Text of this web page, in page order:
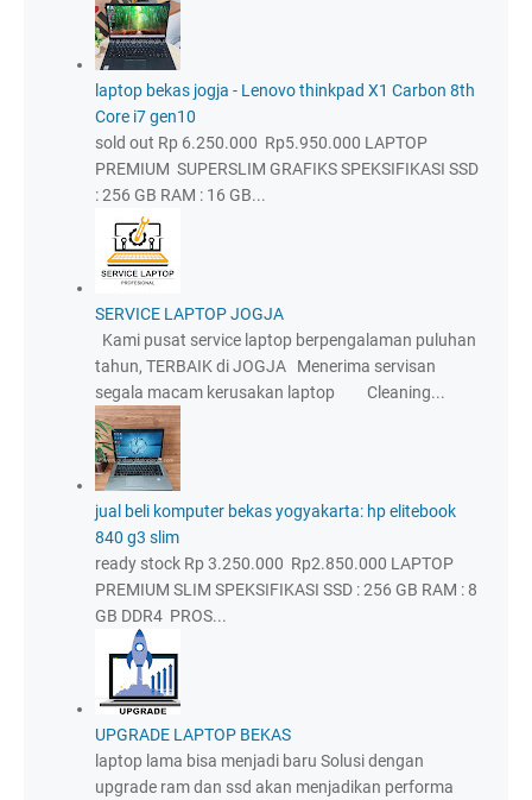
laptop bekas jogja - Lenovo thinkpad X1 Carbon 8th
Core i7 gen10
sold out Rp 6.250.000 Rp5.950.000 LAPTOP
PREMIUM SUPERSLIM GRAFIKS SPEKSIFIKASI SSD
: 256 GB RAM : 16 GB...
SERVICE LAPTOP JOGJA
Kami pusat service laptop berpengalaman puluhan
tahun, TERBAIK di JOGJA Menerima servisan
segala macam kerusakan laptop Cleaning...
jual beli komputer bekas yogyakarta: hp elitebook
840 g3 slim
ready stock Rp 3.250.000 Rp2.850.000 LAPTOP
PREMIUM SLIM SPEKSIFIKASI SSD : 256 GB RAM : 8
GB DDR4 PROS...
UPGRADE LAPTOP BEKAS
laptop lama bisa menjadi baru Solusi dengan
upgrade ram dan ssd akan menjadikan performa